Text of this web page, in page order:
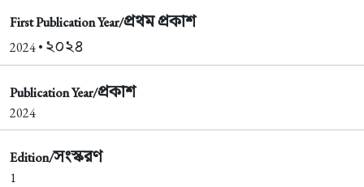
First Publication Year/প্রথম প্রকাশ
2024 • ২০২৪
Publication Year/প্রকাশ
2024
Edition/সংস্করণ
1